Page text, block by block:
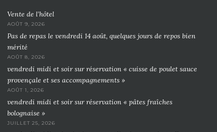
Vente de l’hôtel
AOÛT 9, 2026
Pas de repas le vendredi 14 août, quelques jours de repos bien
mérité
AOÛT 8, 2026
vendredi midi et soir sur réservation « cuisse de poulet sauce
provençale et ses accompagnements »
AOÛT 1, 2026
vendredi midi et soir sur réservation « pâtes fraîches
bolognaise »
JUILLET 25, 2026